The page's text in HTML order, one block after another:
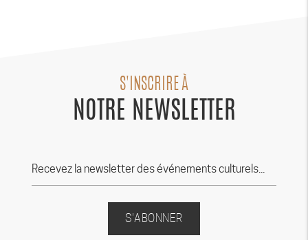
S'INSCRIRE À
NOTRE NEWSLETTER
S'ABONNER